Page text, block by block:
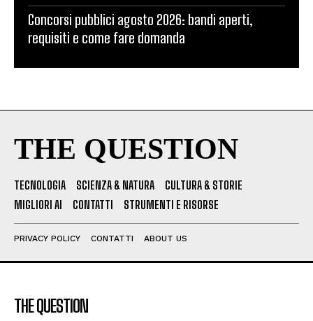
Concorsi pubblici agosto 2026: bandi aperti,
requisiti e come fare domanda
THE QUESTION
TECNOLOGIA SCIENZA & NATURA
CULTURA & STORIE
MIGLIORI AI
CONTATTI STRUMENTI E RISORSE
PRIVACY POLICY CONTATTI ABOUT US
THE QUESTION